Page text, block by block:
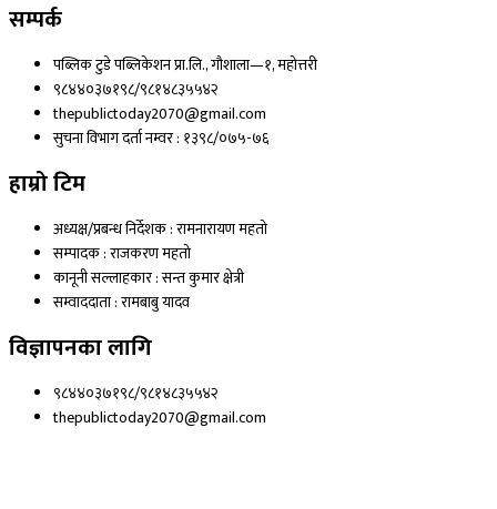
सम्पर्क
पब्लिक टुडे पब्लिकेशन प्रा.लि., गौशाला—१, महोत्तरी
९८४४०३७१९८/९८१४८३५५४२
thepublictoday2070@gmail.com
सुचना विभाग दर्ता नम्वर : १३९८/०७५-७६
हाम्रो टिम
अध्यक्ष/प्रबन्ध निर्देशक : रामनारायण महतो
सम्पादक : राजकरण महतो
कानूनी सल्लाहकार : सन्त कुमार क्षेत्री
सम्वाददाता : रामबाबु यादव
विज्ञापनका लागि
९८४४०३७१९८/९८१४८३५५४२
thepublictoday2070@gmail.com